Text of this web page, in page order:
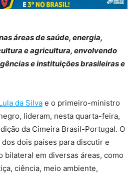
áreas de saúde, energia,
e agricultura, envolvendo
e instituições brasileiras e
da Silva e o primeiro-ministro
lideram, nesta quarta-feira,
da Cimeira Brasil-Portugal. O
dois países para discutir e
bilateral em diversas áreas, como
ciência, meio ambiente,